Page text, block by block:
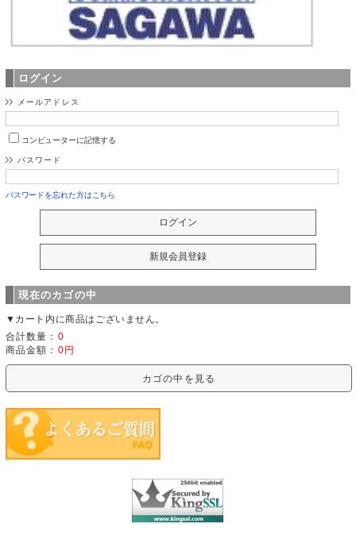
ログイン
メールアドレス
コンピューターに記憶する
パスワード
パスワードを忘れた方はこちら
現在のカゴの中
▼カート内に商品はございません。
合計数量： 0
商品金額： 0円
カゴの中を見る